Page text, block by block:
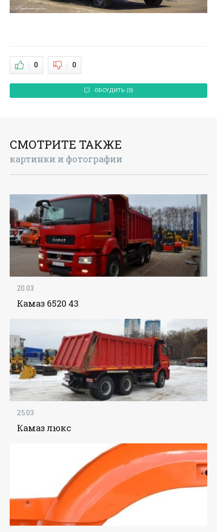
0 0
ОБСУДИТЬ (0)
СМОТРИТЕ ТАКЖЕ
картинки и фотографии
20.03
Камаз 6520 43
25.03
Камаз люкс